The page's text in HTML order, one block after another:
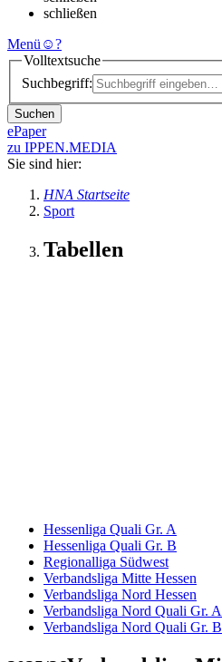
schließen
Menü ☺?
Volltextsuche
Suchbegriff:
Suchen
ePaper
zu IPPEN.MEDIA
Sie sind hier:
HNA Startseite
Sport
Tabellen
Hessenliga Quali Gr. A
Hessenliga Quali Gr. B
Regionalliga Südwest
Verbandsliga Mitte Hessen
Verbandsliga Nord Hessen
Verbandsliga Nord Quali Gr. A
Verbandsliga Nord Quali Gr.